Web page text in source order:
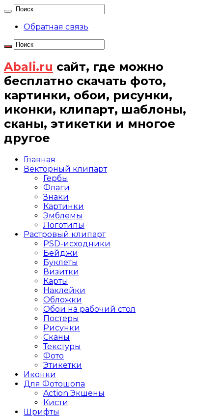
Обратная связь
Abali.ru сайт, где можно
бесплатно скачать фото,
картинки, обои, рисунки,
иконки, клипарт, шаблоны,
сканы, этикетки и многое
другое
Главная
Векторный клипарт
Гербы
Флаги
Знаки
Картинки
Эмблемы
Логотипы
Растровый клипарт
PSD-исходники
Бейджи
Буклеты
Визитки
Карты
Наклейки
Обложки
Обои на рабочий стол
Постеры
Рисунки
Сканы
Текстуры
Фото
Этикетки
Иконки
Для Фотошопа
Action Экшены
Кисти
Шрифты